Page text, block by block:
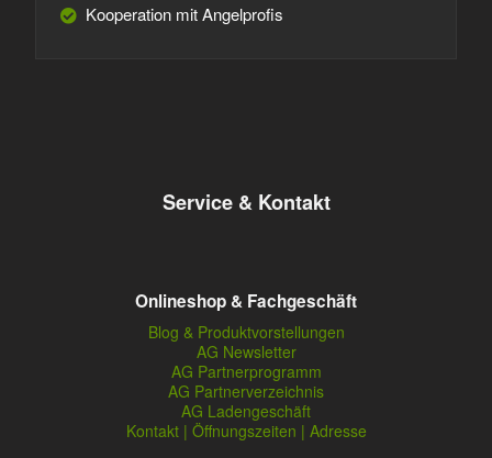
Kooperation mit Angelprofis
Service & Kontakt
Onlineshop & Fachgeschäft
Blog & Produktvorstellungen
AG Newsletter
AG Partnerprogramm
AG Partnerverzeichnis
AG Ladengeschäft
Kontakt | Öffnungszeiten | Adresse